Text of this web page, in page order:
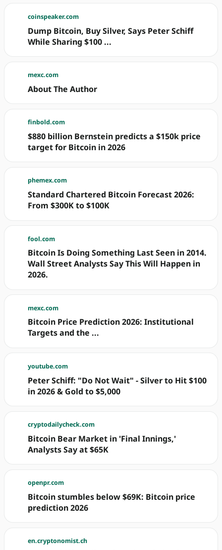
coinspeaker.com
Dump Bitcoin, Buy Silver, Says Peter Schiff
While Sharing $100 ...
mexc.com
About The Author
finbold.com
$880 billion Bernstein predicts a $150k price
target for Bitcoin in 2026
phemex.com
Standard Chartered Bitcoin Forecast 2026:
From $300K to $100K
fool.com
Bitcoin Is Doing Something Last Seen in 2014.
Wall Street Analysts Say This Will Happen in
2026.
mexc.com
Bitcoin Price Prediction 2026: Institutional
Targets and the ...
youtube.com
Peter Schiff: "Do Not Wait" - Silver to Hit $100
in 2026 & Gold to $5,000
cryptodailycheck.com
Bitcoin Bear Market in 'Final Innings,'
Analysts Say at $65K
openpr.com
Bitcoin stumbles below $69K: Bitcoin price
prediction 2026
en.cryptonomist.ch